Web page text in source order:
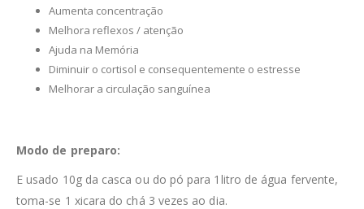
Aumenta concentração
Melhora reflexos / atenção
Ajuda na Memória
Diminuir o cortisol e consequentemente o estresse
Melhorar a circulação sanguínea
Modo de preparo:
E usado 10g da casca ou do pó para 1litro de água fervente,
toma-se 1 xicara do chá 3 vezes ao dia.